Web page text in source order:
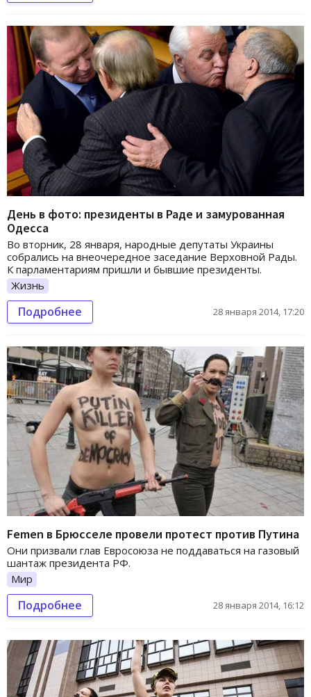
День в фото: президенты в Раде и замурованная
Одесса
Во вторник, 28 января, народные депутаты Украины
собрались на внеочередное заседание Верховной Рады.
К парламентариям пришли и бывшие президенты.
Жизнь
Подробнее 28 января 2014, 17:20
Femen в Брюсселе провели протест против Путина
Они призвали глав Евросоюза не поддаваться на газовый
шантаж президента РФ.
Мир
Подробнее 28 января 2014, 16:12